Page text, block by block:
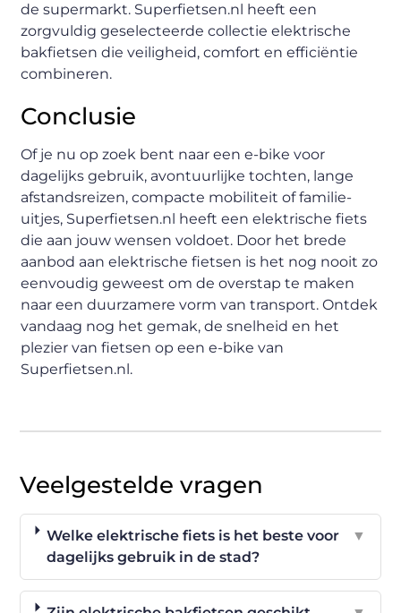
de supermarkt. Superfietsen.nl heeft een
zorgvuldig geselecteerde collectie elektrische
bakfietsen die veiligheid, comfort en efficiëntie
combineren.
Conclusie
Of je nu op zoek bent naar een e-bike voor
dagelijks gebruik, avontuurlijke tochten, lange
afstandsreizen, compacte mobiliteit of familie-
uitjes, Superfietsen.nl heeft een elektrische fiets
die aan jouw wensen voldoet. Door het brede
aanbod aan elektrische fietsen is het nog nooit zo
eenvoudig geweest om de overstap te maken
naar een duurzamere vorm van transport. Ontdek
vandaag nog het gemak, de snelheid en het
plezier van fietsen op een e-bike van
Superfietsen.nl.
Veelgestelde vragen
Welke elektrische fiets is het beste voor
dagelijks gebruik in de stad?
▼